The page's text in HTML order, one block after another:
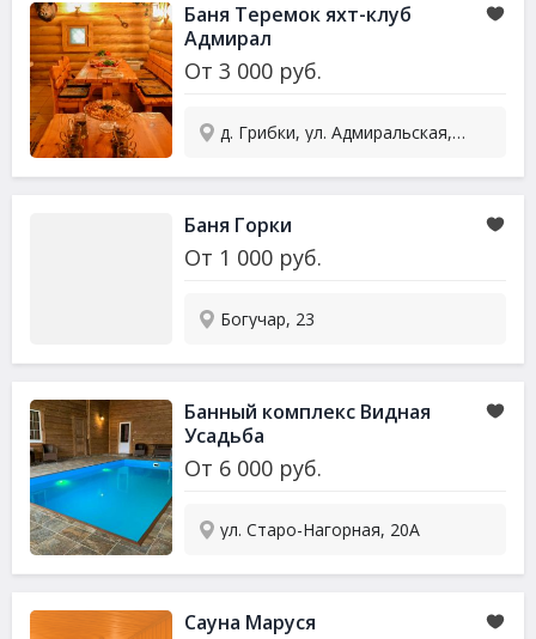
Баня Теремок яхт-клуб
Адмирал
От3 000 руб.
д. Грибки, ул. Адмиральская, вл1с1
Баня Горки
От 1 000 руб.
Богучар, 23
Банный комплекс Видная
Усадьба
От 6 000 руб.
ул. Старо-Нагорная, 20А
Сауна Маруся